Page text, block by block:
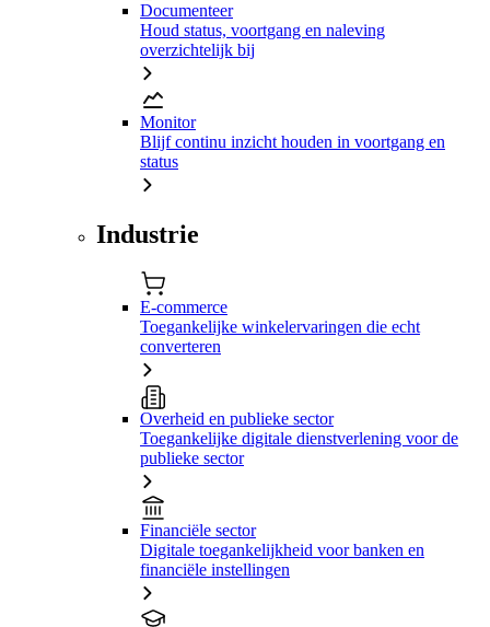
Documenteer
Houd status, voortgang en naleving
overzichtelijk bij
Monitor
Blijf continu inzicht houden in voortgang en
status
Industrie
E-commerce
Toegankelijke winkelervaringen die echt
converteren
Overheid en publieke sector
Toegankelijke digitale dienstverlening voor de
publieke sector
Financiële sector
Digitale toegankelijkheid voor banken en
financiële instellingen